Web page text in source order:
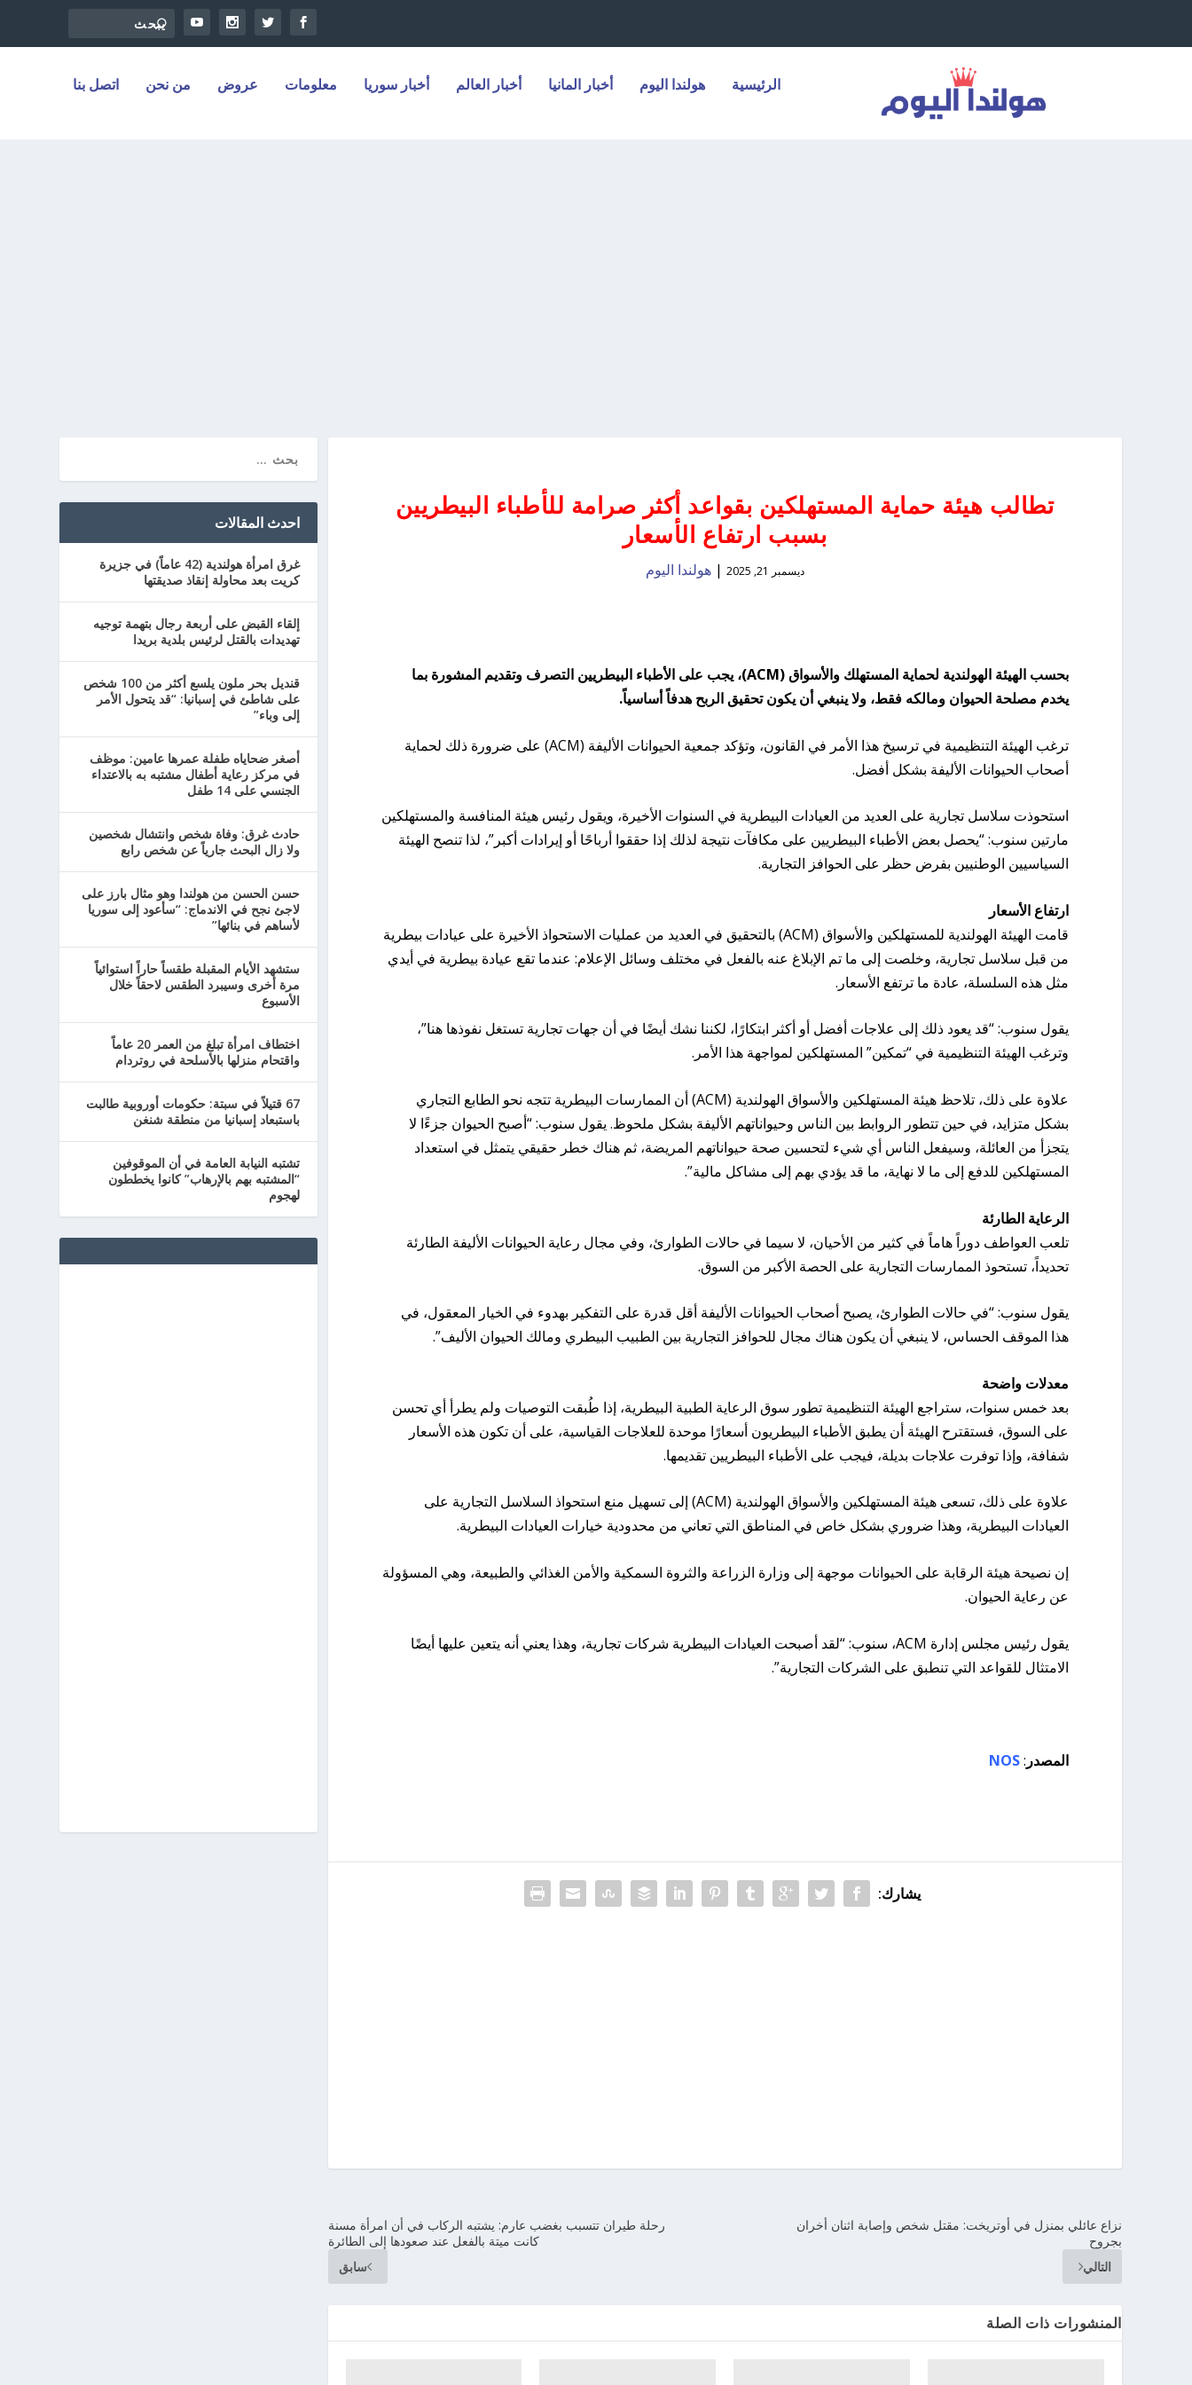
الرئيسية هولندا اليوم أخبار المانيا أخبار العالم أخبار سوريا معلومات عروض من نحن اتصل بنا
تطالب هيئة حماية المستهلكين بقواعد أكثر صرامة للأطباء البيطريين
بسبب ارتفاع الأسعار
ديسمبر 21, 2025 |هولندا اليوم
بحسب الهيئة الهولندية لحماية المستهلك والأسواق (ACM)، يجب على الأطباء البيطريين التصرف وتقديم المشورة بما
يخدم مصلحة الحيوان ومالكه فقط، ولا ينبغي أن يكون تحقيق الربح هدفاً أساسياً.
ترغب الهيئة التنظيمية في ترسيخ هذا الأمر في القانون، وتؤكد جمعية الحيوانات الأليفة (ACM) على ضرورة ذلك لحماية
أصحاب الحيوانات الأليفة بشكل أفضل.
استحوذت سلاسل تجارية على العديد من العيادات البيطرية في السنوات الأخيرة، ويقول رئيس هيئة المنافسة والمستهلكين
مارتين سنوب: “يحصل بعض الأطباء البيطريين على مكافآت نتيجة لذلك إذا حققوا أرباحًا أو إيرادات أكبر”، لذا تنصح الهيئة
السياسيين الوطنيين بفرض حظر على الحوافز التجارية.
ارتفاع الأسعار
قامت الهيئة الهولندية للمستهلكين والأسواق (ACM) بالتحقيق في العديد من عمليات الاستحواذ الأخيرة على عيادات بيطرية
من قبل سلاسل تجارية، وخلصت إلى ما تم الإبلاغ عنه بالفعل في مختلف وسائل الإعلام: عندما تقع عيادة بيطرية في أيدي
مثل هذه السلسلة، عادة ما ترتفع الأسعار.
يقول سنوب: “قد يعود ذلك إلى علاجات أفضل أو أكثر ابتكارًا، لكننا نشك أيضًا في أن جهات تجارية تستغل نفوذها هنا”،
وترغب الهيئة التنظيمية في “تمكين” المستهلكين لمواجهة هذا الأمر.
علاوة على ذلك، تلاحظ هيئة المستهلكين والأسواق الهولندية (ACM) أن الممارسات البيطرية تتجه نحو الطابع التجاري
بشكل متزايد، في حين تتطور الروابط بين الناس وحيواناتهم الأليفة بشكل ملحوظ. يقول سنوب: “أصبح الحيوان جزءًا لا
يتجزأ من العائلة، وسيفعل الناس أي شيء لتحسين صحة حيواناتهم المريضة، ثم هناك خطر حقيقي يتمثل في استعداد
المستهلكين للدفع إلى ما لا نهاية، ما قد يؤدي بهم إلى مشاكل مالية”.
الرعاية الطارئة
تلعب العواطف دوراً هاماً في كثير من الأحيان، لا سيما في حالات الطوارئ، وفي مجال رعاية الحيوانات الأليفة الطارئة
تحديداً، تستحوذ الممارسات التجارية على الحصة الأكبر من السوق.
يقول سنوب: “في حالات الطوارئ، يصبح أصحاب الحيوانات الأليفة أقل قدرة على التفكير بهدوء في الخيار المعقول، في
هذا الموقف الحساس، لا ينبغي أن يكون هناك مجال للحوافز التجارية بين الطبيب البيطري ومالك الحيوان الأليف”.
معدلات واضحة
بعد خمس سنوات، ستراجع الهيئة التنظيمية تطور سوق الرعاية الطبية البيطرية، إذا طُبقت التوصيات ولم يطرأ أي تحسن
على السوق، فستقترح الهيئة أن يطبق الأطباء البيطريون أسعارًا موحدة للعلاجات القياسية، على أن تكون هذه الأسعار
شفافة، وإذا توفرت علاجات بديلة، فيجب على الأطباء البيطريين تقديمها.
علاوة على ذلك، تسعى هيئة المستهلكين والأسواق الهولندية (ACM) إلى تسهيل منع استحواذ السلاسل التجارية على
العيادات البيطرية، وهذا ضروري بشكل خاص في المناطق التي تعاني من محدودية خيارات العيادات البيطرية.
إن نصيحة هيئة الرقابة على الحيوانات موجهة إلى وزارة الزراعة والثروة السمكية والأمن الغذائي والطبيعة، وهي المسؤولة
عن رعاية الحيوان.
يقول رئيس مجلس إدارة ACM، سنوب: “لقد أصبحت العيادات البيطرية شركات تجارية، وهذا يعني أنه يتعين عليها أيضًا
الامتثال للقواعد التي تنطبق على الشركات التجارية”.
المصدر :
NOS
يشارك:
رحلة طيران تتسبب بغضب عارم: يشتبه الركاب في أن امرأة مسنة
كانت ميتة بالفعل عند صعودها إلى الطائرة
سابق
نزاع عائلي بمنزل في أوتريخت: مقتل شخص وإصابة اثنان أخران
بجروح
التالي
المنشورات ذات الصلة
احدث المقالات
غرق امرأة هولندية (42 عاماً) في جزيرة
كريت بعد محاولة إنقاذ صديقتها
إلقاء القبض على أربعة رجال بتهمة توجيه
تهديدات بالقتل لرئيس بلدية بريدا
قنديل بحر ملون يلسع أكثر من 100 شخص
على شاطئ في إسبانيا: “قد يتحول الأمر
إلى وباء”
أصغر ضحاياه طفلة عمرها عامين: موظف
في مركز رعاية أطفال مشتبه به بالاعتداء
الجنسي على 14 طفل
حادث غرق: وفاة شخص وانتشال شخصين
ولا زال البحث جارياً عن شخص رابع
حسن الحسن من هولندا وهو مثال بارز على
لاجئ نجح في الاندماج: “سأعود إلى سوريا
لأساهم في بنائها”
ستشهد الأيام المقبلة طقساً حاراً استوائياً
مرة أخرى وسيبرد الطقس لاحقاً خلال
الأسبوع
اختطاف امرأة تبلغ من العمر 20 عاماً
واقتحام منزلها بالأسلحة في روتردام
67 قتيلاً في سبتة: حكومات أوروبية طالبت
باستبعاد إسبانيا من منطقة شنغن
تشتبه النيابة العامة في أن الموقوفين
“المشتبه بهم بالإرهاب” كانوا يخططون
لهجوم